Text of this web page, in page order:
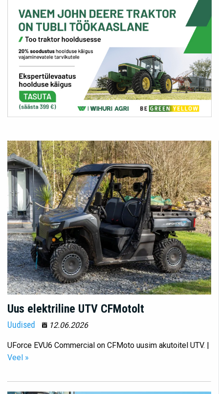
Uus elektriline UTV CFMotolt
Uudised 12.06.2026
UForce EVU6 Commercial on CFMoto uusim akutoitel UTV. |
Veel »